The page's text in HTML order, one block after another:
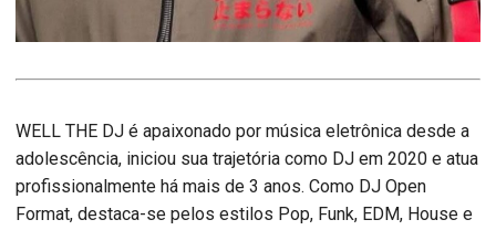
WELL THE DJ é apaixonado por música eletrônica desde a
adolescência, iniciou sua trajetória como DJ em 2020 e atua
profissionalmente há mais de 3 anos. Como DJ Open
Format, destaca-se pelos estilos Pop, Funk, EDM, House e